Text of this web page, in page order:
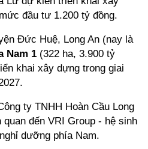
đầu tư 1.200 tỷ đồng.
Đức Huệ, Long An (nay là
Nam 1 (322 ha, 3.900 tỷ
khai xây dựng trong giai
ty TNHH Hoàn Cầu Long
đến VRI Group - hệ sinh
dưỡng phía Nam.